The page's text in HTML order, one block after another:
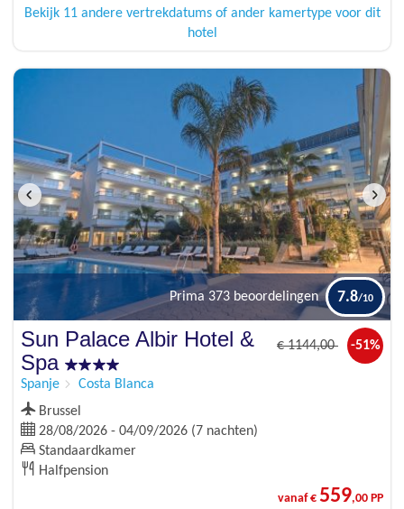
Bekijk 11 andere vertrekdatums of ander kamertype voor dit
hotel
Prima 373 beoordelingen 7.8
Sun Palace Albir Hotel &
Spa
Spanje Costa Blanca
€1144,00 -51%
Brussel
28/08/2026 - 04/09/2026 (7 nachten)
Standaardkamer
Halfpension
vanaf € 559,00 PP